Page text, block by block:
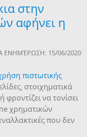
στην
αφήνει η
ΕΝΗΜΈΡΩΣΗ: 15/06/2020
πιστωτικής
στοιχηματικά
να τονίσει
χρηματικών
που δεν